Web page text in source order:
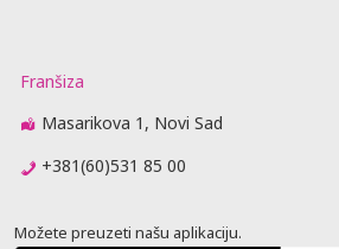
Franšiza
Masarikova 1, Novi Sad
+381(60)531 85 00
Možete preuzeti našu aplikaciju.